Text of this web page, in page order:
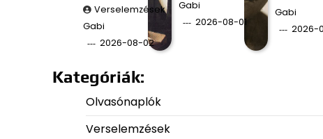
Verselemzések
Gabi
2026-08-02
Gabi
2026-08-01
Gabi
2026-
Kategóriák:
Olvasónaplók
Verselemzések